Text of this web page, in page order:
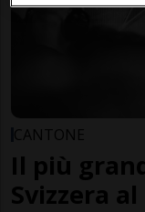
CANTONE
Il più
Svizzera